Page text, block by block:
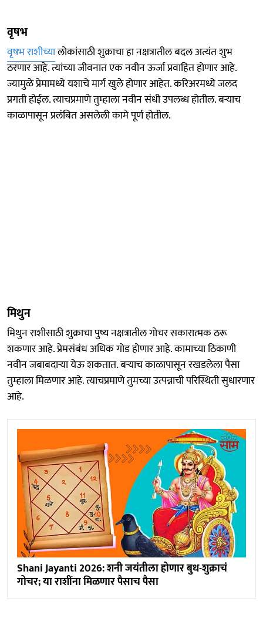
वृषभ
वृषभ राशीच्यालोकांसाठी शुक्राचा हा नक्षत्रातील बदल अत्यंत शुभ
ठरणार आहे. त्यांच्या जीवनात एक नवीन ऊर्जा प्रवाहित होणार आहे.
ज्यामुळे प्रेमामध्ये यशाचे मार्ग खुले होणार आहेत. करिअरमध्ये जलद
प्रगती होईल. त्याचप्रमाणे तुम्हाला नवीन संधी उपलब्ध होतील. बऱ्याच
काळापासून प्रलंबित असलेली कामे पूर्ण होतील.
मिथुन
मिथुन राशीसाठी शुक्राचा पुष्य नक्षत्रातील गोचर सकारात्मक ठरू
शकणार आहे. प्रेमसंबंध अधिक गोड होणार आहे. कामाच्या ठिकाणी
नवीन जबाबदाऱ्या येऊ शकतात. बऱ्याच काळापासून रखडलेला पैसा
तुम्हाला मिळणार आहे. त्याचप्रमाणे तुमच्या उत्पन्नाची परिस्थिती सुधारणार
आहे.
Shani Jayanti 2026: शनी जयंतीला होणार बुध-शुक्राचं
गोचर; या राशींना मिळणार पैसाच पैसा